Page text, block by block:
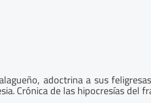
adoctrina a sus
Crónica de las hipocresías del